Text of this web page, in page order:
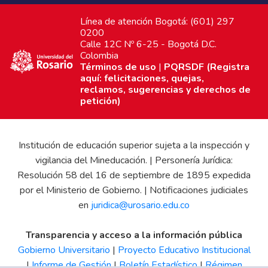
Línea de atención Bogotá: (601) 297
0200
Calle 12C Nº 6-25 - Bogotá D.C.
Colombia
Términos de uso | PQRSDF (Registra
aquí: felicitaciones, quejas,
reclamos, sugerencias y derechos de
petición)
Institución de educación superior sujeta a la inspección y
vigilancia del Mineducación. | Personería Jurídica:
Resolución 58 del 16 de septiembre de 1895 expedida
por el Ministerio de Gobierno. | Notificaciones judiciales
en juridica@urosario.edu.co
Transparencia y acceso a la información pública
Gobierno Universitario | Proyecto Educativo Institucional
|Informe de Gestión|Boletín Estadístico|Régimen